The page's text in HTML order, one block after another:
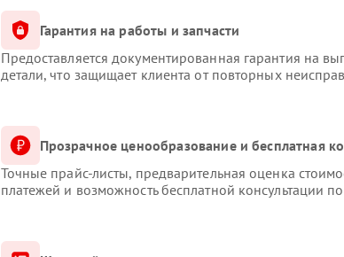
Гарантия на работы и запчасти
Предоставляется документированная гарантия на
детали, что защищает клиента от повторных
Прозрачное ценообразование и бесплатная
Точные прайс-листы, предварительная оценка
платежей и возможность бесплатной консультации